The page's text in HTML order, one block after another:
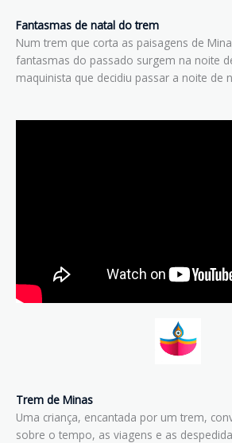
Fantasmas de natal do trem
Num trem que corta as paisagens de
fantasmas do passado surgem na noite
maquinista que decidiu passar a noite de
Trem de Minas
Uma criança, encantada por um trem,
sobre o tempo, as viagens e as